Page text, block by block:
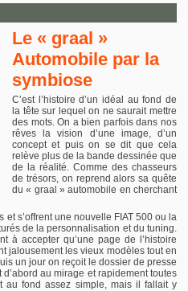
Le « graal »
Automobile par la
symbiose
C’est l’histoire d’un idéal au fond de
la tête sur lequel on ne saurait mettre
des mots. On a bien parfois dans nos
rêves la vision d’une image, d’un
concept et puis on se dit que cela
relève plus de la bande dessinée que
de la réalité. Comme des chasseurs
de trésors, on reprend alors sa quête
du « graal » automobile en cherchant
s’offrent une nouvelle FIAT 500 ou la
de la personnalisation et du tuning.
à accepter qu’une page de l’histoire
jalousement les vieux modèles tout en
un jour on reçoit le dossier de presse
au mirage et rapidement toutes
au fond assez simple, mais il fallait y